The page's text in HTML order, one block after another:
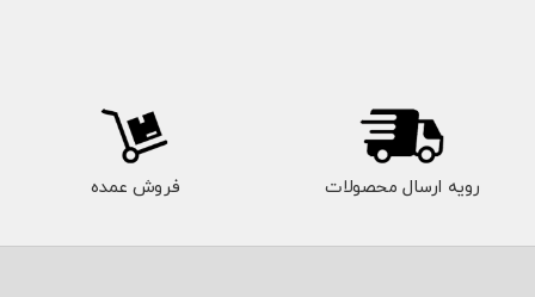
رویه ارسال محصولات فروش عمده